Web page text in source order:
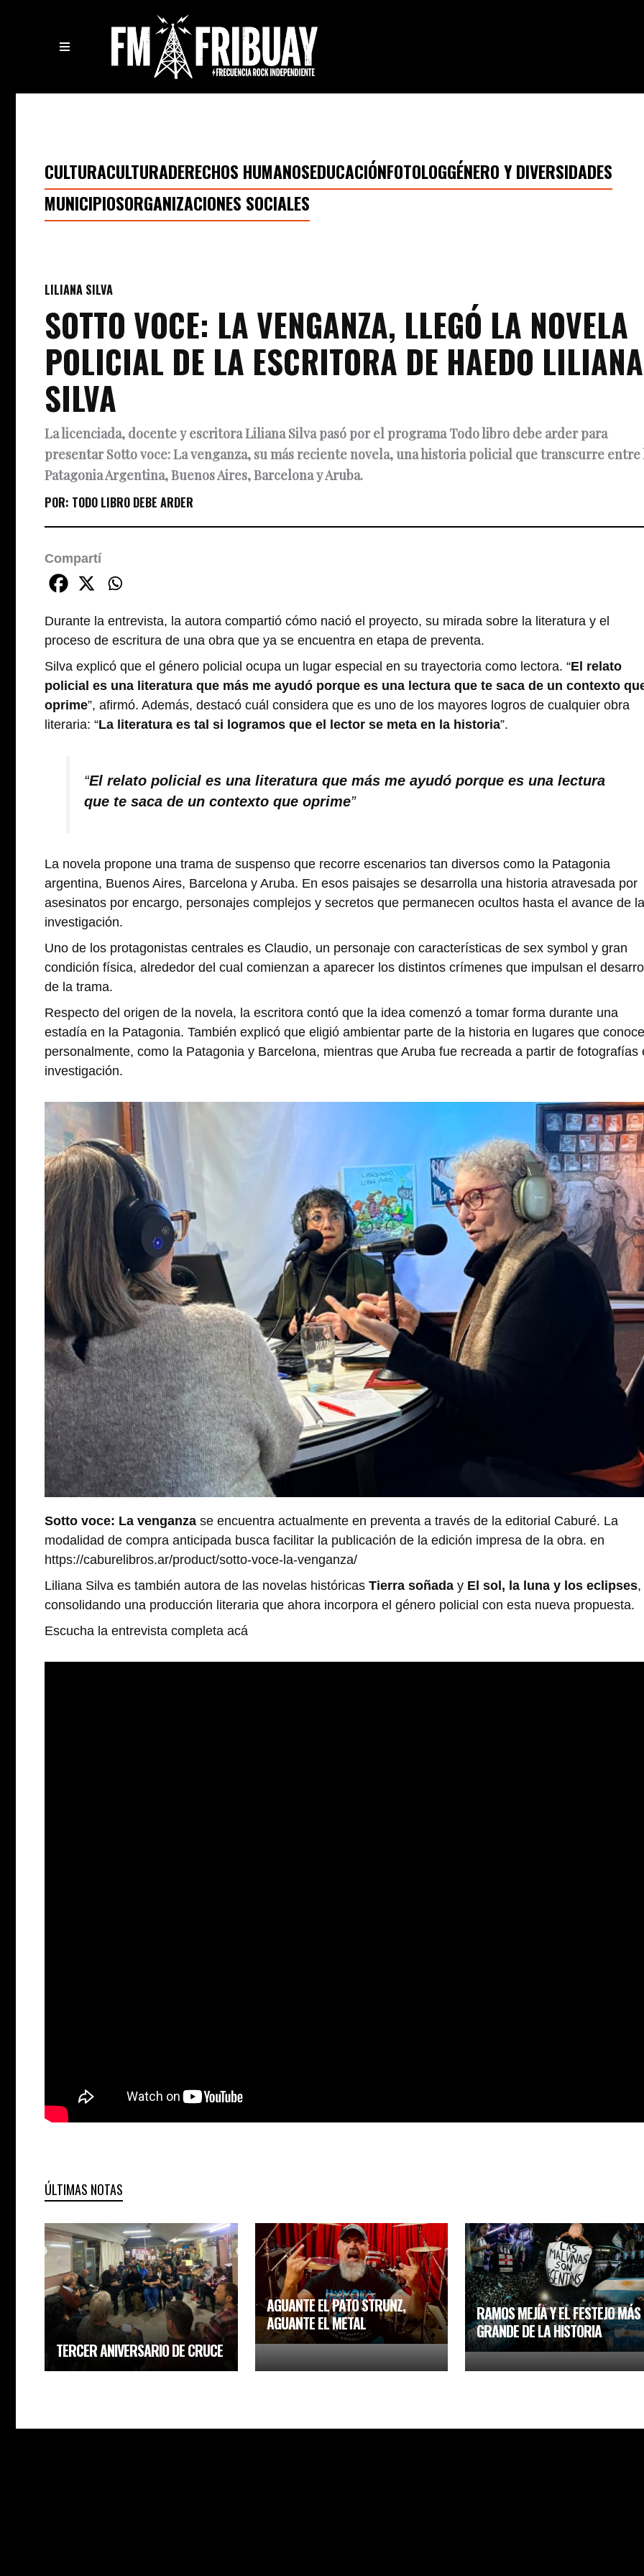
CULTURACULTURADERECHOS HUMANOSEDUCACIÓNFOTOLOGGÉNERO Y DIVERSIDADES
MUNICIPIOSORGANIZACIONES SOCIALES
LILIANA SILVA
SOTTO VOCE: LA VENGANZA, LLEGÓ LA NOVELA
POLICIAL DE LA ESCRITORA DE HAEDO LILIANA
SILVA
La licenciada, docente y escritora Liliana Silva pasó por el programa Todo libro debe arder para
presentar Sotto voce: La venganza, su más reciente novela, una historia policial que transcurre entre
Patagonia Argentina, Buenos Aires, Barcelona y Aruba.
POR: TODO LIBRO DEBE ARDER
Compartí
Durante la entrevista, la autora compartió cómo nació el proyecto, su mirada sobre la literatura y el
proceso de escritura de una obra que ya se encuentra en etapa de preventa.
Silva explicó que el género policial ocupa un lugar especial en su trayectoria como lectora. “El relato
policial es una literatura que más me ayudó porque es una lectura que te saca de un contexto
oprime”, afirmó. Además, destacó cuál considera que es uno de los mayores logros de cualquier obra
literaria: “La literatura es tal si logramos que el lector se meta en la historia”.
“El relato policial es una literatura que más me ayudó porque es una lectura
que te saca de un contexto que oprime”
La novela propone una trama de suspenso que recorre escenarios tan diversos como la Patagonia
argentina, Buenos Aires, Barcelona y Aruba. En esos paisajes se desarrolla una historia atravesada por
asesinatos por encargo, personajes complejos y secretos que permanecen ocultos hasta el avance de la
investigación.
Uno de los protagonistas centrales es Claudio, un personaje con características de sex symbol y gran
condición física, alrededor del cual comienzan a aparecer los distintos crímenes que impulsan el
de la trama.
Respecto del origen de la novela, la escritora contó que la idea comenzó a tomar forma durante una
estadía en la Patagonia. También explicó que eligió ambientar parte de la historia en lugares que conoce
personalmente, como la Patagonia y Barcelona, mientras que Aruba fue recreada a partir de fotografías
investigación.
Sotto voce: La venganza se encuentra actualmente en preventa a través de la editorial Caburé. La
modalidad de compra anticipada busca facilitar la publicación de la edición impresa de la obra. en
https://caburelibros.ar/product/sotto-voce-la-venganza/
Liliana Silva es también autora de las novelas históricas Tierra soñada y El sol, la luna y los eclipses,
consolidando una producción literaria que ahora incorpora el género policial con esta nueva propuesta.
Escucha la entrevista completa acá
ÚLTIMAS NOTAS
TERCER ANIVERSARIO DE CRUCE
AGUANTE EL PATO STRUNZ,
AGUANTE EL METAL
RAMOS MEJÍA Y EL FESTEJO MÁS
GRANDE DE LA HISTORIA